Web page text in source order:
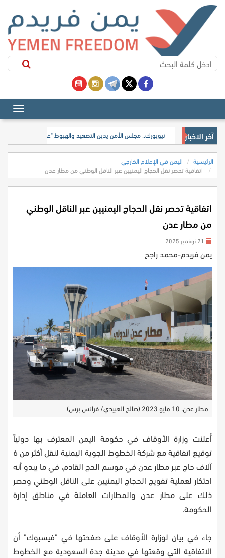
آخر الاخبار نيويورك.. مجلس الأمن يدين التصعيد والهبوط "غير المصرح به" في
الرئيسية
اليمن في الإعلام الخارجي
اتفاقية تحصر نقل الحجاج اليمنيين عبر الناقل الوطني من مطار عدن
اتفاقية تحصر نقل الحجاج اليمنيين عبر الناقل الوطني
من مطار عدن
يمن فريدم-محمد راجح
مطار عدن، 10 مايو 2023 (صالح العبيدي/ فرانس برس)
أعلنت وزارة الأوقاف في حكومة اليمن المعترف بها دولياً
توقيع اتفاقية مع شركة الخطوط الجوية اليمنية لنقل أكثر من 6
آلاف حاج عبر مطار عدن في موسم الحج القادم، في ما يبدو أنه
احتكار لعملية تفويج الحجاج اليمنيين على الناقل الوطني وحصر
ذلك على مطار عدن والمطارات العاملة في مناطق إدارة
الحكومة.
جاء في بيان لوزارة الأوقاف على صفحتها في "فيسبوك" أن
الاتفاقية التي وقعتها في مدينة جدة السعودية مع الخطوط